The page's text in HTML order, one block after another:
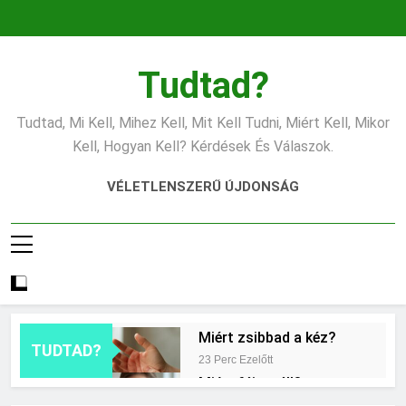
Tudtad?
Tudtad, Mi Kell, Mihez Kell, Mit Kell Tudni, Miért Kell, Mikor
Kell, Hogyan Kell? Kérdések És Válaszok.
VÉLETLENSZERŰ ÚJDONSÁG
TUDTAD?
Miért zsibbad a kéz?
23 Perc Ezelőtt
Miért fáj a váll?